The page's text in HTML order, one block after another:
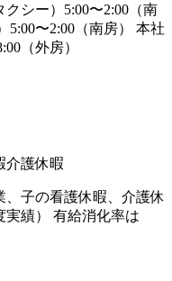
シー）5:00〜2:00（南
5:00〜2:00（南房） 本社
（外房）
介護休暇
、子の看護休暇、介護休
実績） 有給消化率は